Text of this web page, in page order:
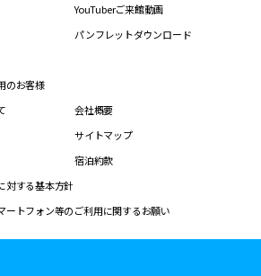
YouTuberご来館動画
パンフレットダウンロード
のお客様
会社概要
サイトマップ
宿泊約款
対する基本方針
ートフォン等のご利用に関するお願い